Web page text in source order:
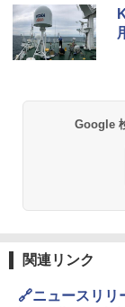
Google
関連リンク
🔗ニュースリリ